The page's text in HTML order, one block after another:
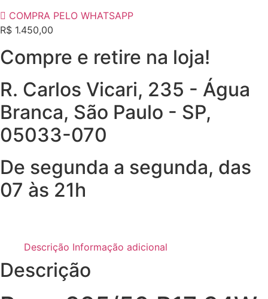
COMPRA PELO WHATSAPP
R$ 1.450,00
Compre e retire na loja!
R. Carlos Vicari, 235 - Água
Branca, São Paulo - SP,
05033-070
De segunda a segunda, das
07 às 21h
Descrição Informação adicional
Descrição